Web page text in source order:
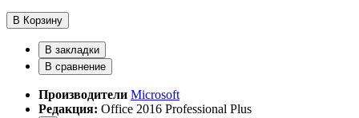
В Корзину
В закладки
В сравнение
Производители Microsoft
Редакция: Office 2016 Professional Plus